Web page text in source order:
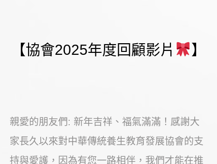
【協會2025年度回顧影片 】
親愛的朋友們: 新年吉祥、福氣滿滿！感謝大
家長久以來對中華傳統養生教育發展協會的支
持與愛護，因為有您一路相伴，我們才能在推